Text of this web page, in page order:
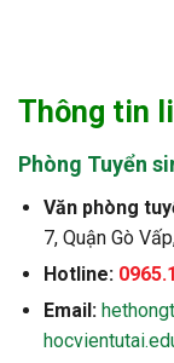
Thông tin
Phòng Tuyển
Văn phòng
7, Quận Gò
Hotline:
Email: